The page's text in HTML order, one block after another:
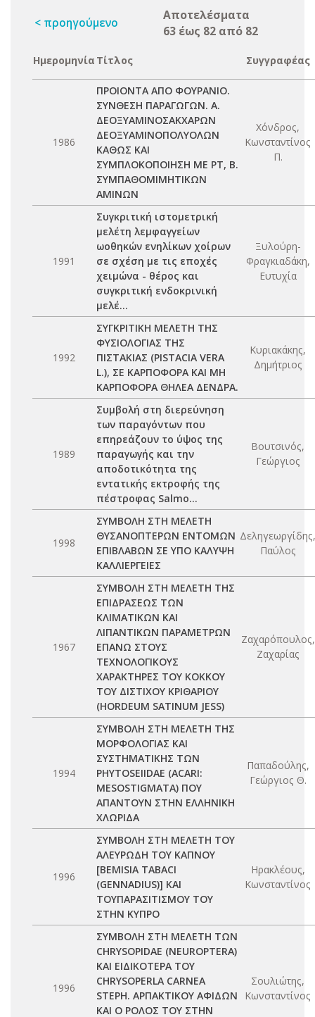
< προηγούμενο
Αποτελέσματα
63 έως 82 από 82
Ημερομηνία Τίτλος Συγγραφέας
1986
ΠΡΟΙΟΝΤΑ ΑΠΟ ΦΟΥΡΑΝΙΟ.
ΣΥΝΘΕΣΗ ΠΑΡΑΓΩΓΩΝ. Α.
ΔΕΟΞΥΑΜΙΝΟΣΑΚΧΑΡΩΝ
ΔΕΟΞΥΑΜΙΝΟΠΟΛΥΟΛΩΝ
ΚΑΘΩΣ ΚΑΙ
ΣΥΜΠΛΟΚΟΠΟΙΗΣΗ ΜΕ PT, Β.
ΣΥΜΠΑΘΟΜΙΜΗΤΙΚΩΝ
ΑΜΙΝΩΝ
Χόνδρος,
Κωνσταντίνος
Π.
1991
Συγκριτική ιστομετρική
μελέτη λεμφαγγείων
ωοθηκών ενηλίκων χοίρων
σε σχέση με τις εποχές
χειμώνα - θέρος και
συγκριτική ενδοκρινική
μελέ...
Ξυλούρη-
Φραγκιαδάκη,
Ευτυχία
1992
ΣΥΓΚΡΙΤΙΚΗ ΜΕΛΕΤΗ ΤΗΣ
ΦΥΣΙΟΛΟΓΙΑΣ ΤΗΣ
ΠΙΣΤΑΚΙΑΣ (PISTACIA VERA
L.), ΣΕ ΚΑΡΠΟΦΟΡΑ ΚΑΙ ΜΗ
ΚΑΡΠΟΦΟΡΑ ΘΗΛΕΑ ΔΕΝΔΡΑ.
Κυριακάκης,
Δημήτριος
1989
Συμβολή στη διερεύνηση
των παραγόντων που
επηρεάζουν το ύψος της
παραγωγής και την
αποδοτικότητα της
εντατικής εκτροφής της
πέστροφας Salmo...
Βουτσινός,
Γεώργιος
1998
ΣΥΜΒΟΛΗ ΣΤΗ ΜΕΛΕΤΗ
ΘΥΣΑΝΟΠΤΕΡΩΝ ΕΝΤΟΜΩΝ
ΕΠΙΒΛΑΒΩΝ ΣΕ ΥΠΟ ΚΑΛΥΨΗ
ΚΑΛΛΙΕΡΓΕΙΕΣ
Δεληγεωργίδης,
Παύλος
1967
ΣΥΜΒΟΛΗ ΣΤΗ ΜΕΛΕΤΗ ΤΗΣ
ΕΠΙΔΡΑΣΕΩΣ ΤΩΝ
ΚΛΙΜΑΤΙΚΩΝ ΚΑΙ
ΛΙΠΑΝΤΙΚΩΝ ΠΑΡΑΜΕΤΡΩΝ
ΕΠΑΝΩ ΣΤΟΥΣ
ΤΕΧΝΟΛΟΓΙΚΟΥΣ
ΧΑΡΑΚΤΗΡΕΣ ΤΟΥ ΚΟΚΚΟΥ
ΤΟΥ ΔΙΣΤΙΧΟΥ ΚΡΙΘΑΡΙΟΥ
(HORDEUM SATINUM JESS)
Ζαχαρόπουλος,
Ζαχαρίας
1994
ΣΥΜΒΟΛΗ ΣΤΗ ΜΕΛΕΤΗ ΤΗΣ
ΜΟΡΦΟΛΟΓΙΑΣ ΚΑΙ
ΣΥΣΤΗΜΑΤΙΚΗΣ ΤΩΝ
PHYTOSEIIDAE (ACARI:
MESOSTIGMATA) ΠΟΥ
ΑΠΑΝΤΟΥΝ ΣΤΗΝ ΕΛΛΗΝΙΚΗ
ΧΛΩΡΙΔΑ
Παπαδούλης,
Γεώργιος Θ.
1996
ΣΥΜΒΟΛΗ ΣΤΗ ΜΕΛΕΤΗ ΤΟΥ
ΑΛΕΥΡΩΔΗ ΤΟΥ ΚΑΠΝΟΥ
[BEMISIA TABACI
(GENNADIUS)] ΚΑΙ
ΤΟΥΠΑΡΑΣΙΤΙΣΜΟΥ ΤΟΥ
ΣΤΗΝ ΚΥΠΡΟ
Ηρακλέους,
Κωνσταντίνος
1996
ΣΥΜΒΟΛΗ ΣΤΗ ΜΕΛΕΤΗ ΤΩΝ
CHRYSOPIDAE (NEUROPTERA)
ΚΑΙ ΕΙΔΙΚΟΤΕΡΑ ΤΟΥ
CHRYSOPERLA CARNEA
STEPH. ΑΡΠΑΚΤΙΚΟΥ ΑΦΙΔΩΝ
ΚΑΙ Ο ΡΟΛΟΣ ΤΟΥ ΣΤΗΝ
Σουλιώτης,
Κωνσταντίνος